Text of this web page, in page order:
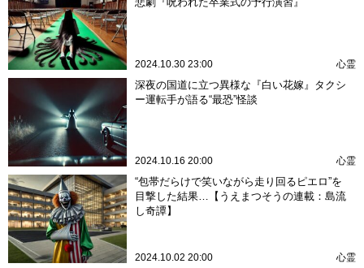
2024.10.30 23:00 心霊
深夜の国道に立つ異様な『白い花嫁』タクシ
ー運転手が語る“最恐”怪談
2024.10.16 20:00 心霊
“包帯だらけで笑いながら走り回るピエロ”を
目撃した結果…【うえまつそうの連載：島流
し奇譚】
2024.10.02 20:00 心霊